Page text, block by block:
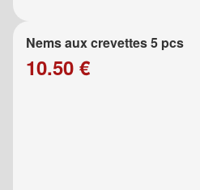
Nems aux crevettes 5 pcs
10.50 €